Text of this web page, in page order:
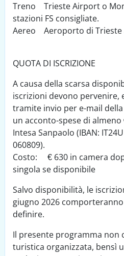
Treno Trieste Airport o
stazioni FS consigliate.
Aereo Aeroporto di Trieste
QUOTA DI ISCRIZIONE
A causa della scarsa
iscrizioni devono pervenire,
tramite invio per e-mail
un acconto-spese di almeno
Intesa Sanpaolo (IBAN:
060809).
Costo: € 630 in camera
singola se disponibile
Salvo disponibilità, le
giugno 2026
definire.
Il presente programma non
turistica organizzata, bensì